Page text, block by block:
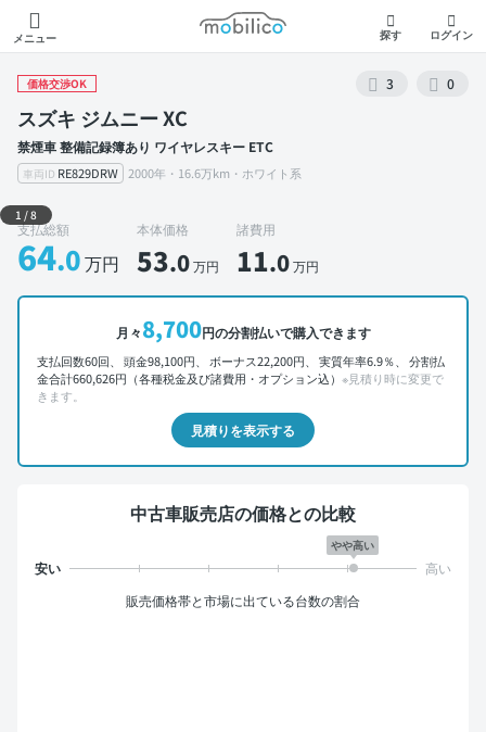
メニュー
モビリコ
探す ログイン
価格交渉OK 3 0
スズキ ジムニー XC
禁煙車 整備記録簿あり ワイヤレスキー ETC
車両ID RE829DRW 2000年・16.6万km・ホワイト系
外装 左前
1 /8
支払総額
64.0万円
本体価格
53.0万円
諸費用
11.0万円
月々8,700円の分割払いで購入できます
支払回数60回、 頭金98,100円、 ボーナス22,200円、 実質年率6.9％、 分割払
金合計660,626円（各種税金及び諸費用・オプション込） ※見積り時に変更で
きます。
見積りを表示する
中古車販売店の価格との比較
やや高い
販売価格帯と市場に出ている台数の割合